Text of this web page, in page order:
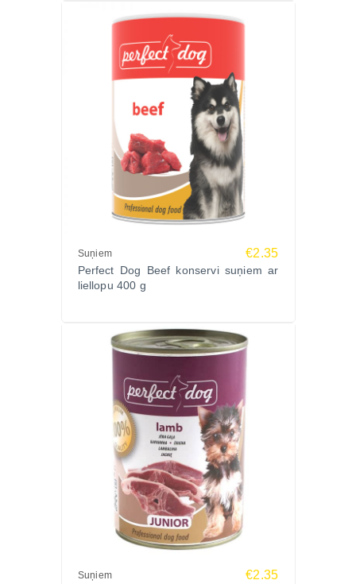
Suņiem €2.35
Perfect Dog Beef konservi suņiem ar
liellopu 400 g
Suņiem €2.35